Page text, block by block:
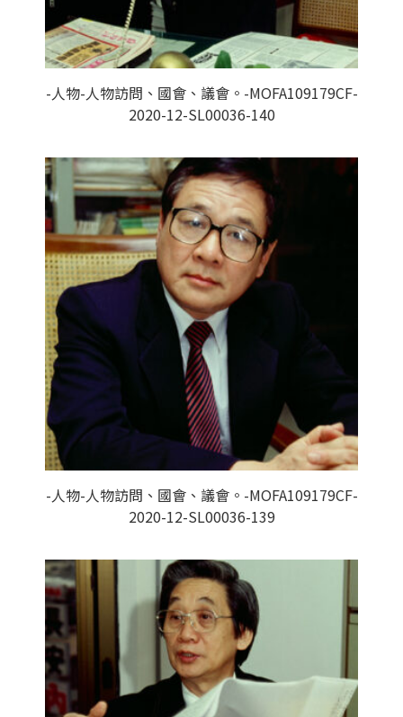
-人物-人物訪問、國會、議會。-MOFA109179CF-
2020-12-SL00036-140
-人物-人物訪問、國會、議會。-MOFA109179CF-
2020-12-SL00036-139